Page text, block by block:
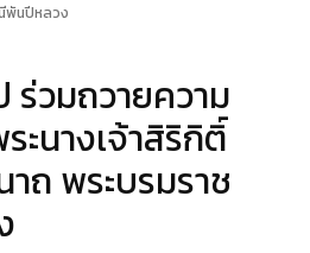
พันปีหลวง
ร่วมถวายความ
ะนางเจ้าสิริกิติ์
ถ พระบรมราช